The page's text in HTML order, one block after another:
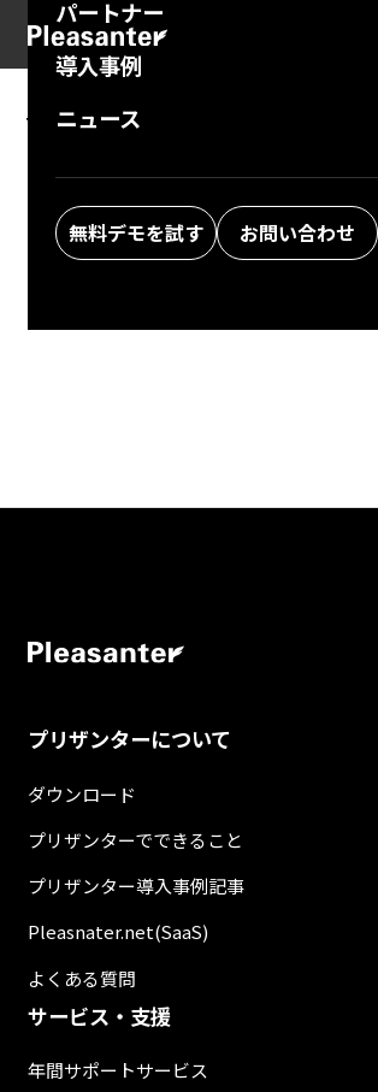
活用シーン
Enterprise Edition
パートナー
プリザンタービジネスを検討中の方
導入事例
ニュース
無料デモを試す お問い合わせ
The specified information was not found.
プリザンターについて
ダウンロード
プリザンターでできること
プリザンター導入事例記事
Pleasnater.net(SaaS)
よくある質問
サービス・支援
年間サポートサービス